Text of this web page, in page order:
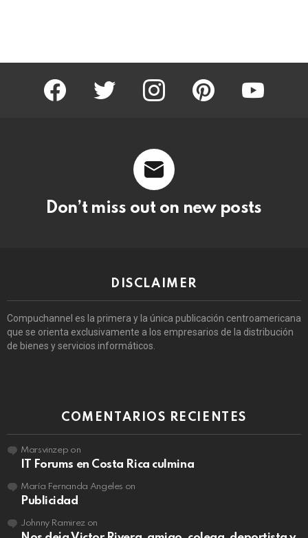
facebook twitter instagram pinterest
Don’t miss out on new posts
DISCLAIMER
Compuchannel es la primera y la única publicación centroamericana
que se orienta exclusivamente a los empresarios de la distribución
de bienes y servicios informáticos.
COMENTARIOS RECIENTES
Marsvinzep on
IT Forums en Costa Rica culmina
María Fernanda Angeles on
Publicidad
Johnny Ramirezon